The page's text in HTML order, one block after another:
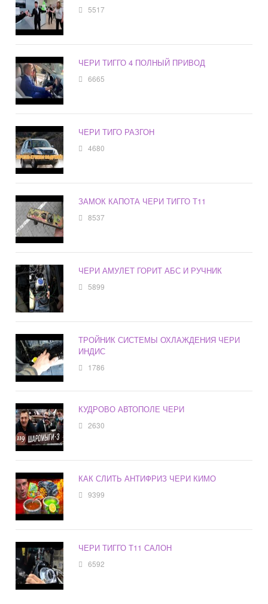
5517
ЧЕРИ ТИГГО 4 ПОЛНЫЙ ПРИВОД
6665
ЧЕРИ ТИГО РАЗГОН
4680
ЗАМОК КАПОТА ЧЕРИ ТИГГО Т11
8537
ЧЕРИ АМУЛЕТ ГОРИТ АБС И РУЧНИК
5899
ТРОЙНИК СИСТЕМЫ ОХЛАЖДЕНИЯ ЧЕРИ
ИНДИС
1786
КУДРОВО АВТОПОЛЕ ЧЕРИ
2630
КАК СЛИТЬ АНТИФРИЗ ЧЕРИ КИМО
9399
ЧЕРИ ТИГГО Т11 САЛОН
6592